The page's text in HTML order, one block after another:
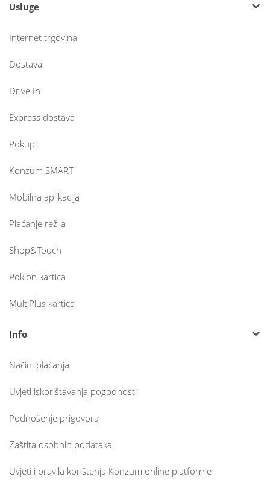
Usluge
Internet trgovina
Dostava
Drive In
Express dostava
Pokupi
Konzum SMART
Mobilna aplikacija
Plaćanje režija
Shop&Touch
Poklon kartica
MultiPlus kartica
Info
Načini plaćanja
Uvjeti iskorištavanja pogodnosti
Podnošenje prigovora
Zaštita osobnih podataka
Uvjeti i pravila korištenja Konzum online platforme